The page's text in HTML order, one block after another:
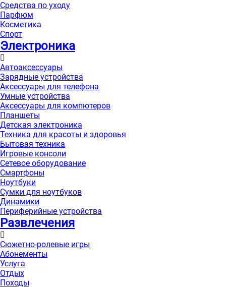
Средства по уходу
Парфюм
Косметика
Спорт
Электроника
Автоаксессуары
Зарядные устройства
Аксессуары для телефона
Умные устройства
Аксессуары для компютеров
Планшеты
Детская электроника
Техника для красоты и здоровья
Бытовая техника
Игровые консоли
Сетевое оборудование
Смартфоны
Ноутбуки
Сумки для ноутбуков
Динамики
Периферийные устройства
Развлечения
Сюжетно-ролевые игры
Абонементы
Услуга
Отдых
Походы